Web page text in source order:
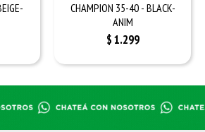
CHAMPION 35-40 - BLACK-
ANIM
$1.299